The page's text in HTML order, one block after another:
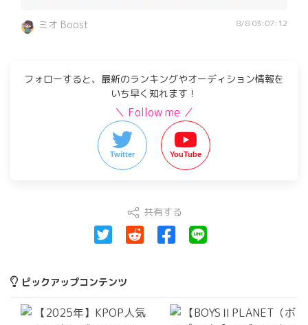
ミオ Boost 8/8 03:07:12
フォローすると、最新のランキングやオーディション情報を
いち早く知れます！
＼ Follow me ／
Twitter YouTube
共有する
ピックアップコンテンツ